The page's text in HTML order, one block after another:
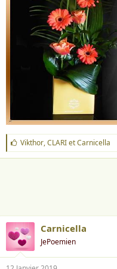
J
'
a
Vikthor,CLARIetCarnicella
Carnicella
JePoemien